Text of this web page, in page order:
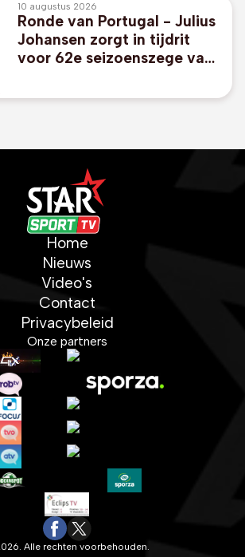
10 augustus 2026
Ronde van Portugal - Julius
Johansen zorgt in tijdrit
voor 62e seizoenszege van
Home
Nieuws
Video's
Contact
Privacybeleid
Onze partners
Alle rechten voorbehouden.